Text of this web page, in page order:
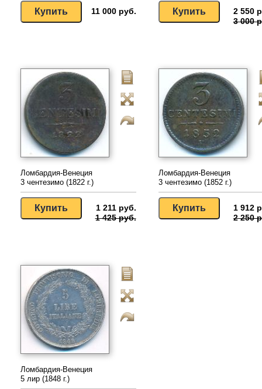
11 000 руб.
2 550
3 000
Ломбардия-Венеция
3 чентезимо (1822 г.)
1 211 руб.
1 425 руб.
Ломбардия-Венеция
3 чентезимо (1852 г.)
1 912
2 250
Ломбардия-Венеция
5 лир (1848 г.)